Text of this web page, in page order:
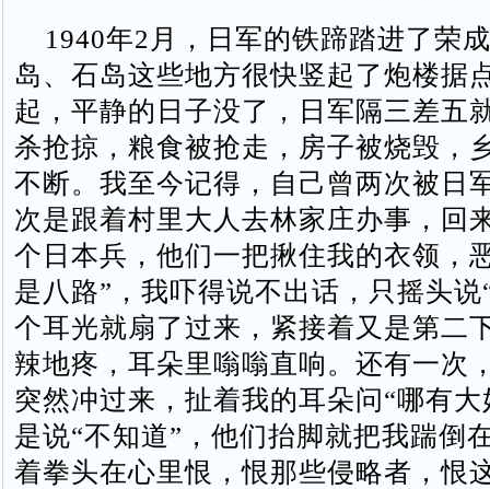
1940年2月，日军的铁蹄踏进了荣
岛、石岛这些地方很快竖起了炮楼据
起，平静的日子没了，日军隔三差五
杀抢掠，粮食被抢走，房子被烧毁，
不断。我至今记得，自己曾两次被日
次是跟着村里大人去林家庄办事，回
个日本兵，他们一把揪住我的衣领，
是八路”，我吓得说不出话，只摇头说
个耳光就扇了过来，紧接着又是第二
辣地疼，耳朵里嗡嗡直响。还有一次
突然冲过来，扯着我的耳朵问“哪有
是说“不知道”，他们抬脚就把我踹倒
着拳头在心里恨，恨那些侵略者，恨